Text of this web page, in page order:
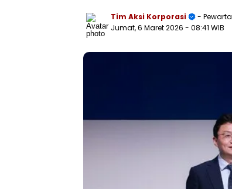
Tim Aksi Korporasi
- Pewarta
Jumat, 6 Maret 2026 - 08:41 WIB